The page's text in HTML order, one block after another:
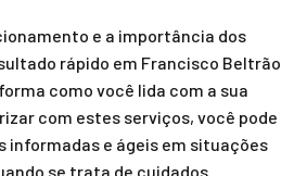
e a importância dos
rápido em Francisco Beltrão
como você lida com a sua
com estes serviços, você pode
informadas e ágeis em situações
se trata de cuidados